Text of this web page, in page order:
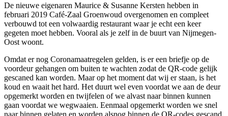
De nieuwe eigenaren Maurice & Susanne Kersten hebben in
februari 2019 Café-Zaal Groenwoud overgenomen en compleet
verbouwd tot een volwaardig restaurant waar je echt een keer
gegeten moet hebben. Vooral als je zelf in de buurt van Nijmegen-
Oost woont.
Omdat er nog Coronamaatregelen gelden, is er een briefje op de
voordeur gehangen om buiten te wachten zodat de QR-code gelijk
gescaned kan worden. Maar op het moment dat wij er staan, is het
koud en waait het hard. Het duurt wel even voordat we aan de deur
opgemerkt worden en twijfelen of we alvast naar binnen kunnen
gaan voordat we wegwaaien. Eenmaal opgemerkt worden we snel
naar binnen gelaten en worden alsnog binnen de QR-codes gescand